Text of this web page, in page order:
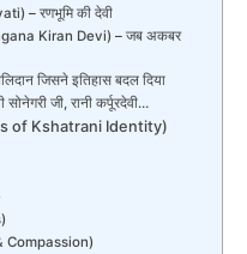
– रणभूमि की देवी
Kiran Devi) – जब अकबर
जिसने इतिहास बदल दिया
सोनेगरी जी, रानी कर्पूरदेवी…
of Kshatrani Identity)
Compassion)